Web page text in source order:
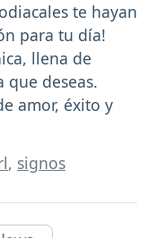
te hayan
para tu día!
llena de
que deseas.
amor, éxito y
, signos